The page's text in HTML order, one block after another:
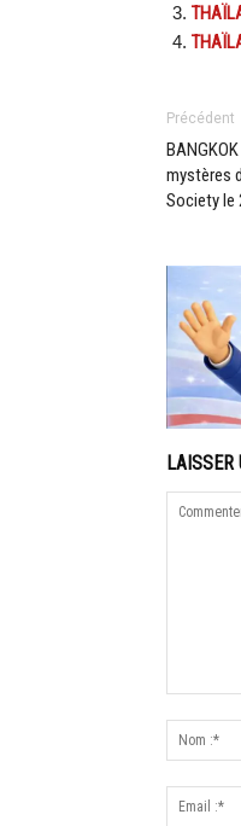
Précédent
mystères
Society le
LAISSER